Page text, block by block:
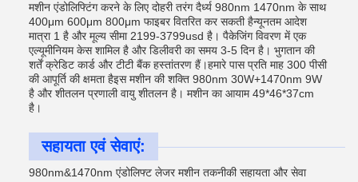
मशीन एंडोलिफ्टिंग करने के लिए दोहरी तरंग दैर्ध्य 980nm 1470nm के साथ
400μm 600μm 800μm फाइबर वितरित कर सकती हैन्यूनतम आदेश
मात्रा 1 है और मूल्य सीमा 2199-3799usd है। पैकेजिंग विवरण में एक
एल्यूमीनियम केस शामिल है और डिलीवरी का समय 3-5 दिन है। भुगतान की
शर्तें क्रेडिट कार्ड और टीटी बैंक हस्तांतरण हैं।हमारे पास प्रति माह 300 पीसी
की आपूर्ति की क्षमता हैइस मशीन की शक्ति 980nm 30W+1470nm 9W
है और शीतलन प्रणाली वायु शीतलन है। मशीन का आयाम 49*46*37cm
है।
सहायता एवं सेवाएं:
980nm&1470nm एंडोलिफ्ट लेजर मशीन तकनीकी सहायता और सेवा